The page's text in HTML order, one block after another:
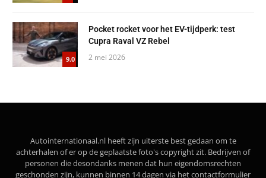
9.0
Pocket rocket voor het EV-tijdperk: test
Cupra Raval VZ Rebel
2 mei 2026
Autointernationaal.nl heeft zijn uiterste best gedaan om te
achterhalen of er op de geplaatste foto's copyright zit. Bedrijven of
personen die desondanks menen dat hun eigendomsrechten
geschonden zijn, kunnen binnen 14 dagen via het contactformulier